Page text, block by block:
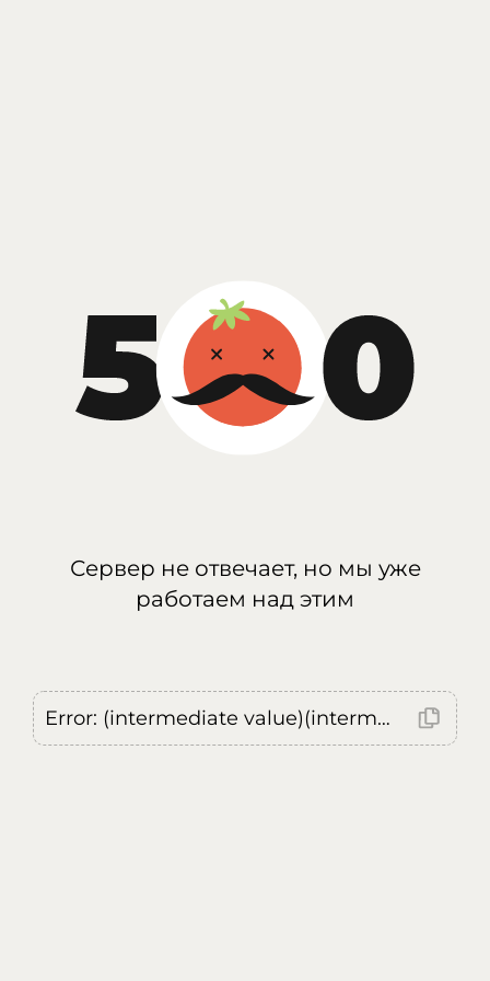
Сервер не отвечает, но мы уже
работаем над этим
Error: (intermediate value)(intermediate value)(intermediate value).replaceAll is not a function